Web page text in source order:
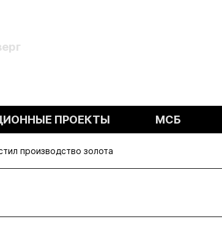
ПРОЕКТЫ МСБ
производство золота